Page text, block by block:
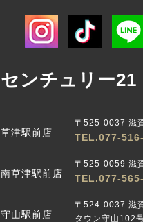
センチュリー
草津駅前店
〒525-0037 滋
TEL.077-
南草津駅前店
〒525-0059 滋
TEL.077-
守山駅前店
〒524-0037 滋
タウン守山102